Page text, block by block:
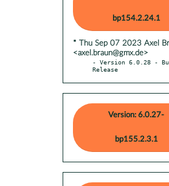
bp154.2.24.1
* Thu Sep 07 2023 Axel
<axel.braun@gmx.de>
- Version 6.0.28 -
Release
Version: 6.0.27-
bp155.2.3.1